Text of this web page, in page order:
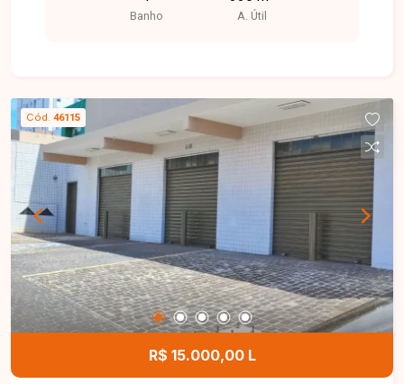
Banho A. Útil
Cód. 46115
R$ 15.000,00 L